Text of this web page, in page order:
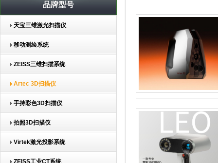
品牌型号
天宝三维激光扫描仪
移动测绘系统
ZEISS三维扫描系统
Artec 3D扫描仪
手持彩色3D扫描仪
拍照3D扫描仪
Virtek激光投影系统
ZEISS工业CT系统